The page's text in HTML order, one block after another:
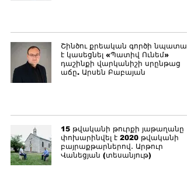
Շինծու քրեական գործի
է կասեցնել «Պատիվ Ունեմ»
դաշինքի վարկանիշի սրընթաց
աճը. Արսեն Բաբայան
15 թվականի թուրքի յաթաղանը
փոխարինվել է 2020 թվականի
բայրաքթարներով․ Արթուր
Վանեցյան (տեսանյութ)